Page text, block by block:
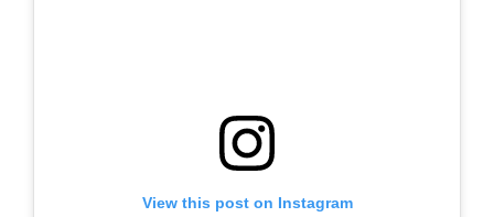
View this post on Instagram